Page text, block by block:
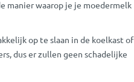
manier waarop je je moedermelk
op te slaan in de koelkast of
dus er zullen geen schadelijke